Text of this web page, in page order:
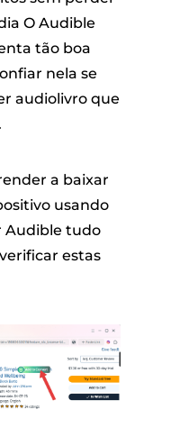
O Audible
tão boa
nela se
audiolivro que
a baixar
usando
Audible tudo
estas